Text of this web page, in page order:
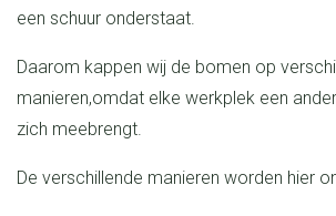
een schuur onderstaat.
Daarom kappen wij de bomen op
manieren,omdat elke werkplek een
zich meebrengt.
De verschillende manieren worden hier